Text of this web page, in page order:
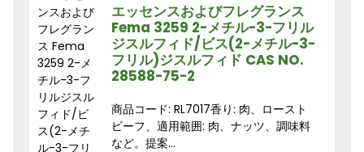
エッセンスおよびフレグランス
Fema 3259 2-メチル-3-フリル
ジスルフィド/ビス(2-メチル-3-
フリル)ジスルフィド CAS NO.
28588-75-2
商品コード: RL7017香り: 肉、ロースト
ビーフ、適用範囲: 肉、ナッツ、調味料
など。提案...